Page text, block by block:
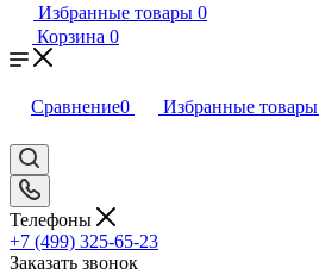
Избранные товары 0
Корзина 0
Сравнение0 Избранные товары
Телефоны
+7 (499) 325-65-23
Заказать звонок